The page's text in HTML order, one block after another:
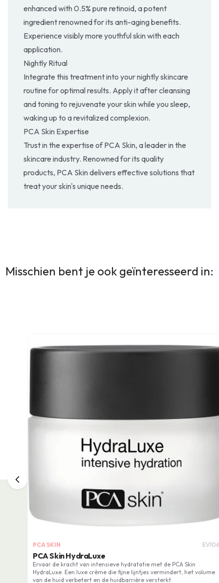
enhanced with 0.5% pure retinoid, a potent
ingredient renowned for its anti-aging benefits.
Experience visibly more youthful skin with each
application.
Nightly Ritual
Integrate this treatment into your nightly skincare
routine for optimal results. Apply it after cleansing
and toning to rejuvenate your skin while you sleep,
waking up to a revitalized complexion.
PCA Skin Expertise
Trust in the expertise of PCA Skin, a leader in the
skincare industry. Renowned for its quality
products, PCA Skin delivers effective solutions that
treat your skin's unique needs.
Misschien bent je ook geïnteresseerd in:
PCA SKIN
PCA Skin HydraLuxe
Ervaar de kracht van intensieve hydratatie met de PCA Skin
HydraLuxe. Een luxe crème die fijne lijntjes vermindert, het volume
van de huid verbetert en de huidbarrière versterkt.